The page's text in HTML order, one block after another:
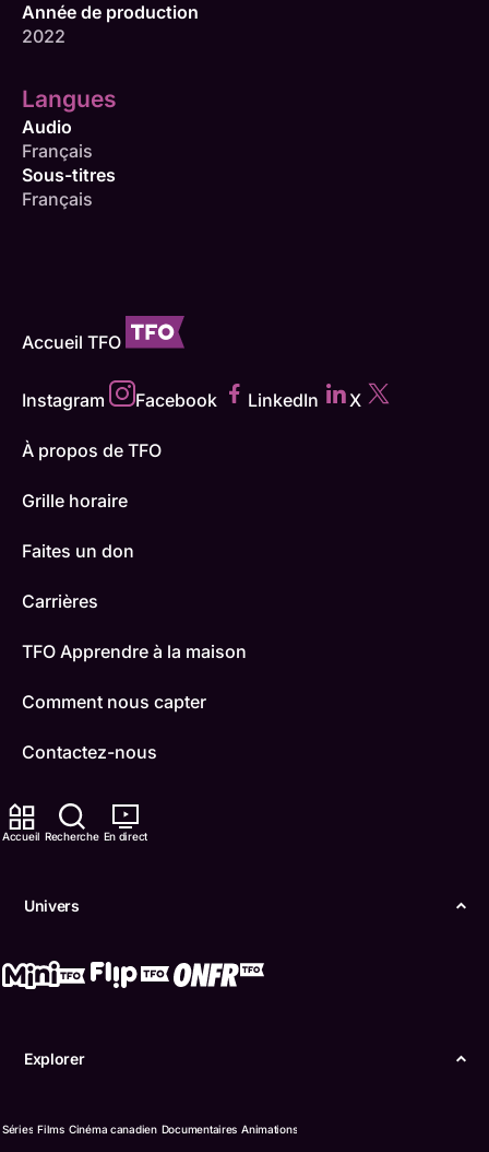
Accueil Recherche En direct
Univers
Explorer
Séries Films Cinéma canadien Documentaires Animations
Année de production
2022
Langues
Audio
Français
Sous-titres
Français
Accueil TFO
Instagram Facebook LinkedIn X
À propos de TFO
Grille horaire
Faites un don
Carrières
TFO Apprendre à la maison
Comment nous capter
Contactez-nous
ONFR
Boukili
Confidentialité
langue française de l’Ontario (TFO) - 2026